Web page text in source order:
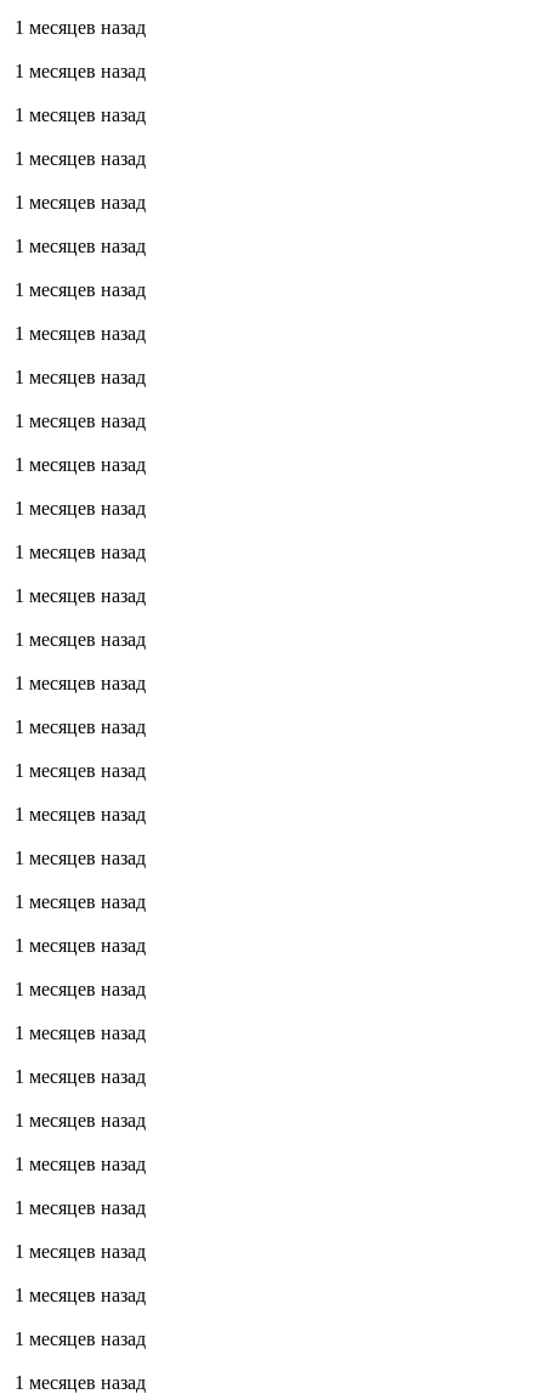
1 месяцев назад
1 месяцев назад
1 месяцев назад
1 месяцев назад
1 месяцев назад
1 месяцев назад
1 месяцев назад
1 месяцев назад
1 месяцев назад
1 месяцев назад
1 месяцев назад
1 месяцев назад
1 месяцев назад
1 месяцев назад
1 месяцев назад
1 месяцев назад
1 месяцев назад
1 месяцев назад
1 месяцев назад
1 месяцев назад
1 месяцев назад
1 месяцев назад
1 месяцев назад
1 месяцев назад
1 месяцев назад
1 месяцев назад
1 месяцев назад
1 месяцев назад
1 месяцев назад
1 месяцев назад
1 месяцев назад
1 месяцев назад